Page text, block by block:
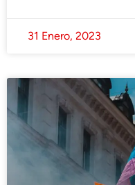
31 Enero, 2023